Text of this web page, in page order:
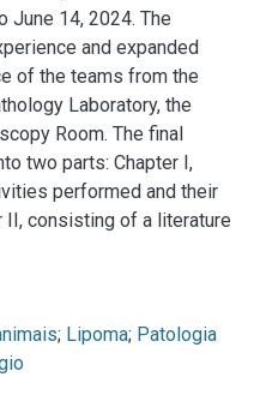
June 14, 2024. The
and expanded
of the teams from the
Laboratory, the
Room. The final
two parts: Chapter I,
performed and their
consisting of a literature
; Lipoma; Patologia